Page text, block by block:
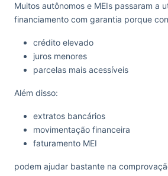
Muitos autônomos e MEIs passaram a
financiamento com garantia porque
crédito elevado
juros menores
parcelas mais acessíveis
Além disso:
extratos bancários
movimentação financeira
faturamento MEI
podem ajudar bastante na